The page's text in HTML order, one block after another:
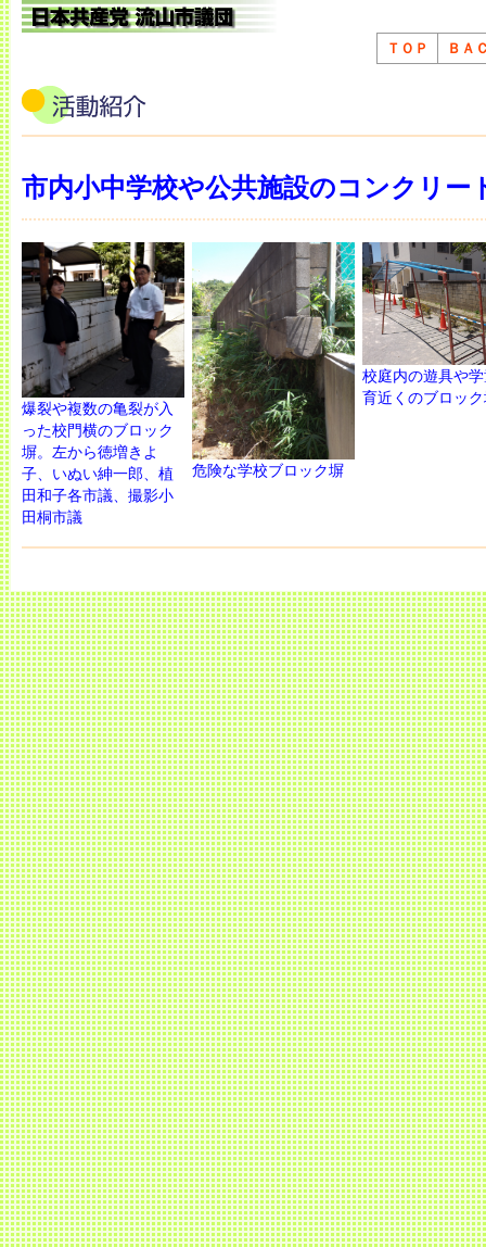
ＴＯＰ ＢＡ
市内小中学校や公共施設のコンクリー
爆裂や複数の亀裂が入
った校門横のブロック
塀。左から徳増きよ
子、いぬい紳一郎、植
田和子各市議、撮影小
田桐市議
危険な学校ブロック塀
校庭内の遊具や
育近くのブロッ